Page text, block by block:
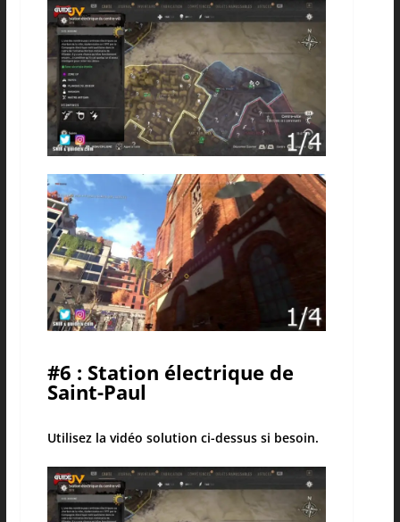
#6 : Station électrique de
Saint-Paul
Utilisez la vidéo solution ci-dessus si besoin.